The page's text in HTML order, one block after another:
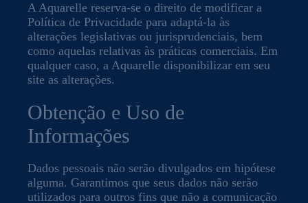
A Aquarelle reserva-se o direito de modificar a
Política de Privacidade para adaptá-la às
alterações legislativas ou jurisprudenciais, bem
como aquelas relativas às práticas comerciais. Em
qualquer caso, a Aquarelle disponibilizar em seu
site as alterações.
Obtenção e Uso de
Informações
Dados pessoais não serão divulgados em hipótese
alguma. Garantimos que seus dados não serão
utilizados para outros fins que não a comunicação